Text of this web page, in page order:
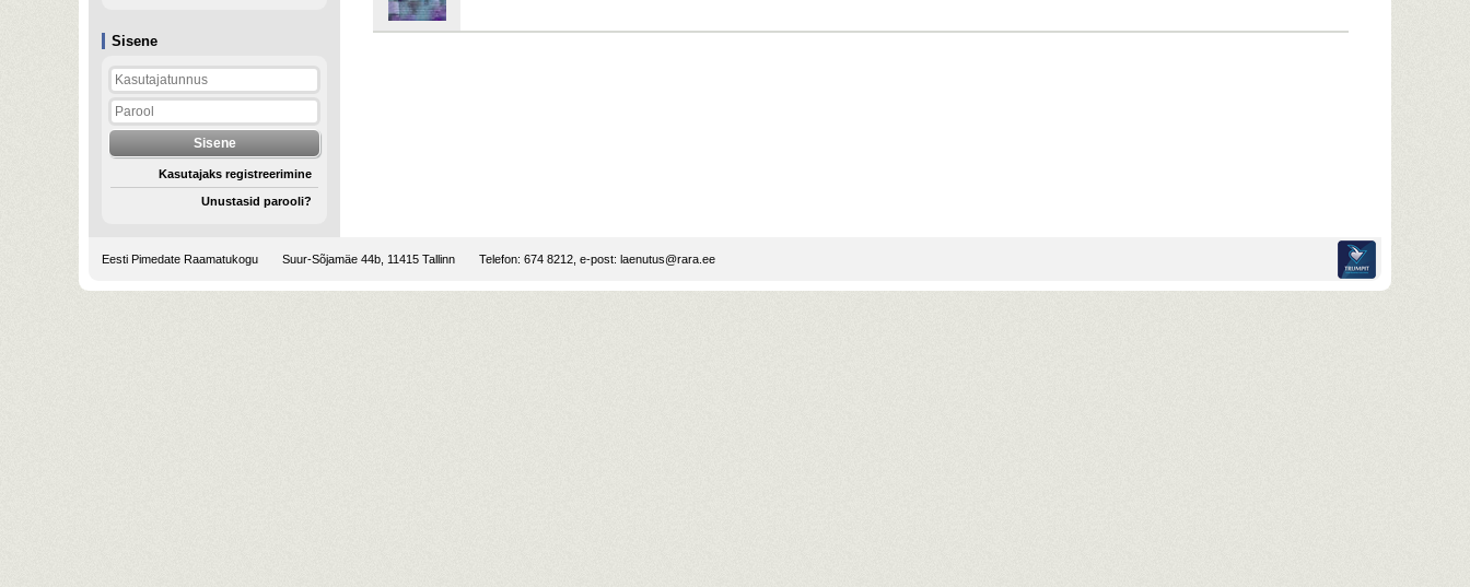
Sisene
Kasutajaks registreerimine
Unustasid parooli?
Eesti Pimedate Raamatukogu Suur-Sõjamäe 44b, 11415 Tallinn Telefon: 674 8212, e-post: laenutus@rara.ee